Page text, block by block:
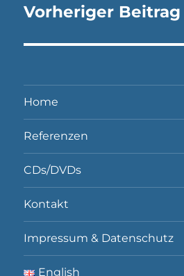
Vorheriger Beitrag
Home
Referenzen
CDs/DVDs
Kontakt
Impressum & Datenschutz
English